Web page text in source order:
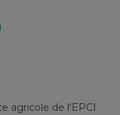
agricole de l'EPCI